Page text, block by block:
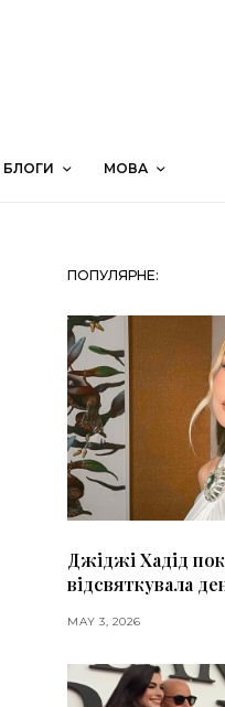
БЛОГИ МОВА
ПОПУЛЯРНЕ:
Джіджі Хадід
відсвяткувала
MAY 3, 2026